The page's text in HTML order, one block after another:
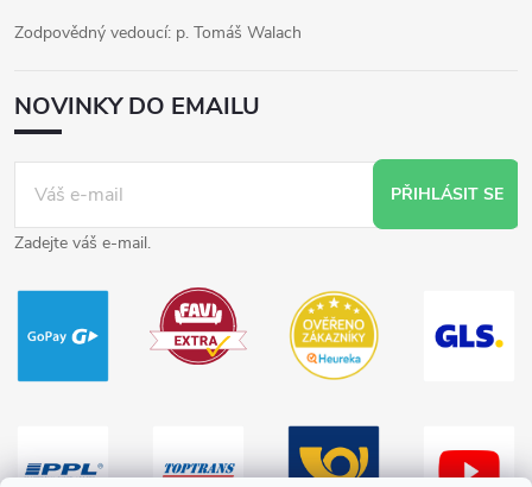
Zodpovědný vedoucí: p. Tomáš Walach
NOVINKY DO EMAILU
PŘIHLÁSIT SE
Zadejte váš e-mail.